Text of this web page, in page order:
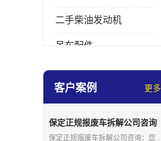
二手柴油发动机
吊车配件
挖掘机拆车件
客户案例 更多
保定正规报废车拆解公司咨询
保定正规报废车拆解公司咨询：您